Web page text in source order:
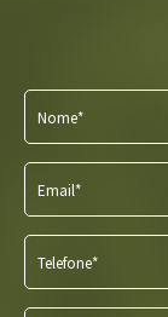
Nome*
Email*
Telefone*